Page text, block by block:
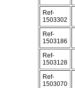
Ref-
1503302
Ref-
1503186
Ref-
1503128
Ref-
1503070